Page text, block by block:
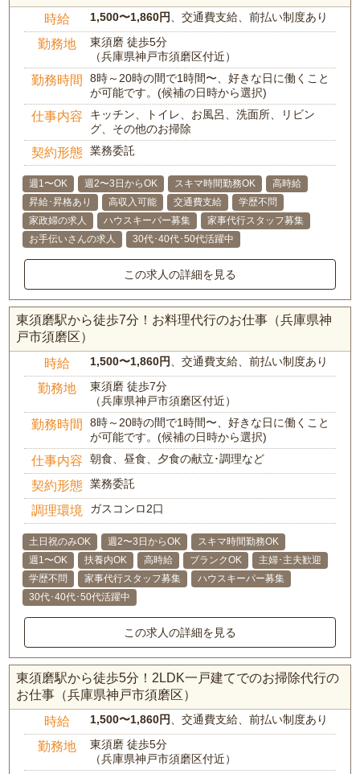
時給 1,500〜1,860円 、交通費支給、前払い制度あり
勤務地
東須磨 徒歩5分
（兵庫県神戸市須磨区付近）
勤務時間
8時～20時の間で1時間〜、好きな日に働くこと
が可能です。(候補の日時から選択)
仕事内容
キッチン、トイレ、お風呂、洗面所、リビン
グ、その他のお掃除
契約形態 業務委託
週1〜OK 週2〜3日からOK スキマ時間勤務OK
高時給
昇給･昇格あり
高収入可能 交通費支給
学歴不問
家政婦の求人
ハウスキーパー募集
家事代行スタッフ募集
お手伝いさんの求人
30代･40代･50代活躍中
この求人の詳細を見る
東須磨駅から徒歩7分！お料理代行のお仕事（兵庫県神
戸市須磨区）
時給 1,500〜1,860円 、交通費支給、前払い制度あり
勤務地
東須磨 徒歩7分
（兵庫県神戸市須磨区付近）
勤務時間
8時～20時の間で1時間〜、好きな日に働くこと
が可能です。(候補の日時から選択)
仕事内容 朝食、昼食、夕食の献立･調理など
契約形態 業務委託
調理環境 ガスコンロ2口
土日祝のみOK 週2〜3日からOK
スキマ時間勤務OK
週1〜OK
扶養内OK 高時給 ブランクOK
主婦･主夫歓迎
学歴不問
家事代行スタッフ募集
ハウスキーパー募集
30代･40代･50代活躍中
この求人の詳細を見る
東須磨駅から徒歩5分！2LDK一戸建てでのお掃除代行の
お仕事（兵庫県神戸市須磨区）
時給 1,500〜1,860円 、交通費支給、前払い制度あり
勤務地
東須磨 徒歩5分
（兵庫県神戸市須磨区付近）